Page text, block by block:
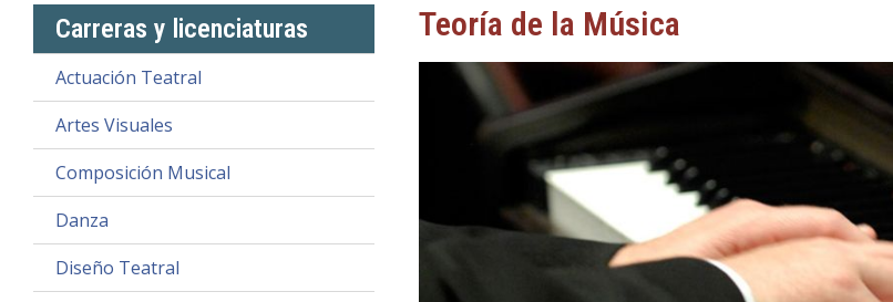
Carreras y licenciaturas
Actuación Teatral
Artes Visuales
Composición Musical
Danza
Diseño Teatral
Teoría de la Música